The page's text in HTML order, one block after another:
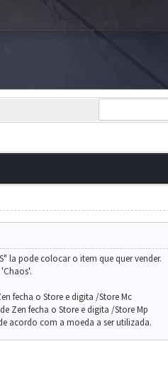
la pode colocar o item que quer vender.
fecha o Store e digita /Store Mc
Zen fecha o Store e digita /Store Mp
acordo com a moeda a ser utilizada.